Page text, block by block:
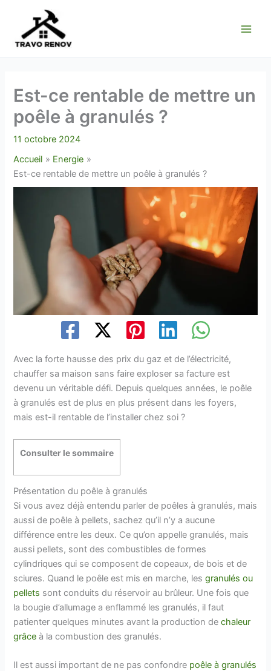
contenu
Est-ce rentable de mettre un
poêle à granulés ?
11 octobre 2024
Accueil
Energie
Est-ce rentable de mettre un poêle à granulés ?
Avec la forte hausse des prix du gaz et de l’électricité,
chauffer sa maison sans faire exploser sa facture est
devenu un véritable défi. Depuis quelques années, le poêle
à granulés est de plus en plus présent dans les foyers,
mais est-il rentable de l’installer chez soi ?
Consulter le sommaire
Présentation du poêle à granulés
Si vous avez déjà entendu parler de poêles à granulés, mais
aussi de poêle à pellets, sachez qu’il n’y a aucune
différence entre les deux. Ce qu’on appelle granulés, mais
aussi pellets, sont des combustibles de formes
cylindriques qui se composent de copeaux, de bois et de
sciures. Quand le poêle est mis en marche, lesgranulés ou
pellets sont conduits du réservoir au brûleur. Une fois que
la bougie d’allumage a enflammé les granulés, il faut
patienter quelques minutes avant la production dechaleur
grâce à la combustion des granulés.
Il est aussi important de ne pas confondre poêle à granulés